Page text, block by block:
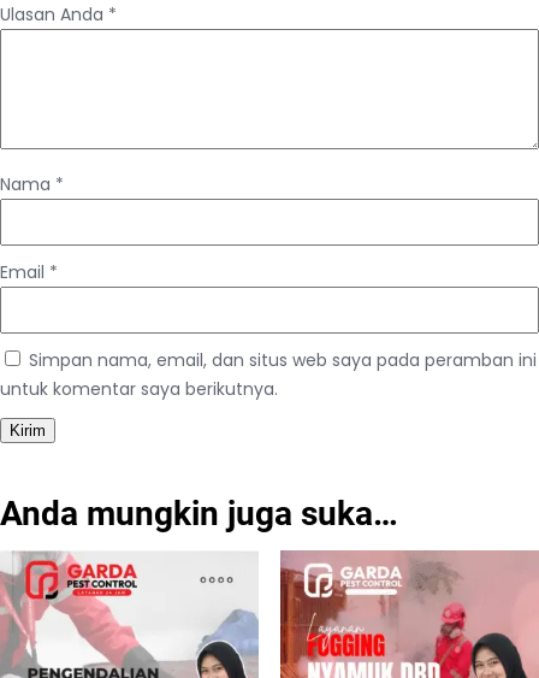
Ulasan Anda *
Nama *
Email *
Simpan nama, email, dan situs web saya pada peramban ini
untuk komentar saya berikutnya.
Anda mungkin juga suka…